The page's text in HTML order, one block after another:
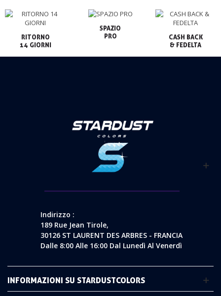
RITORNO
14 GIORNI
SPAZIO
PRO
CASH BACK
& FEDELTA
Indirizzo :
189 Rue Jean Tirole,
30126 ST LAURENT DES ARBRES - FRANCIA
Dalle 8:00 Alle 16:00 Dal Lunedì Al Venerdì
INFORMAZIONI SU STARDUSTCOLORS